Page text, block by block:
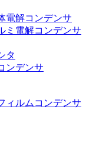
電解コンデンサ
ミ電解コンデンサ
タ
ンデンサ
ィルムコンデンサ